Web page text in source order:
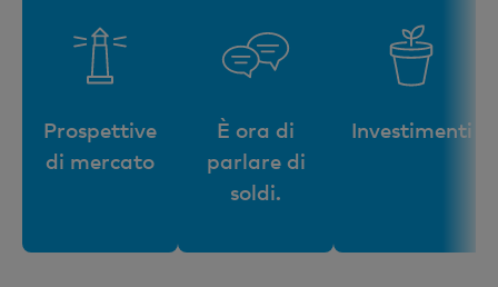
Prospettive
di mercato
È ora di
parlare di
soldi.
Investimenti